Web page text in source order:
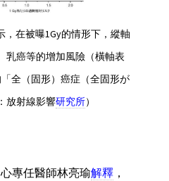
在被曝1Gy的情形下，縱軸
乳癌等的增加風險（橫軸表
全（固形）癌症（全固形が
放射線影響研究所）
專任醫師林亮瑜解釋，